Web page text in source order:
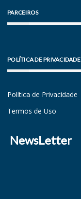
PARCEIROS
POLÍTICA DE PRIVACIDADE
Política de Privacidade
Termos de Uso
NewsLetter